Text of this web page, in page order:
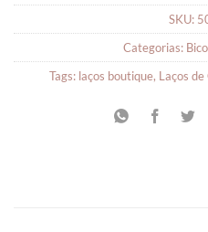
SKU:
Categorias:
Tags: laços boutique, Laços